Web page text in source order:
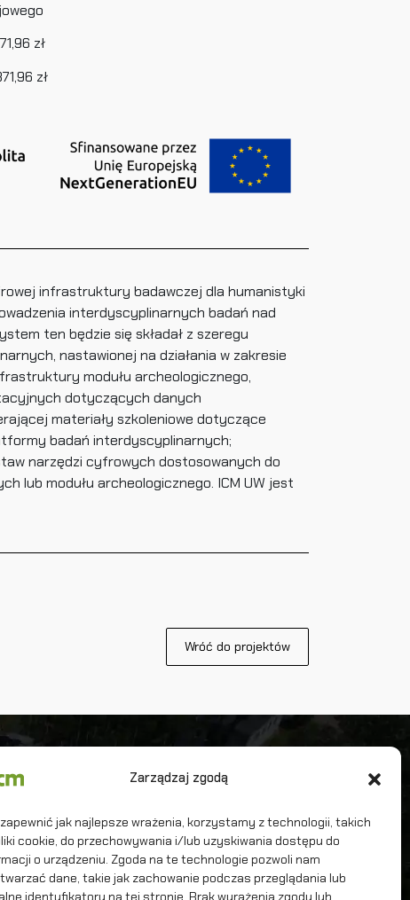
Zarządzaj zgodą
jak najlepsze wrażenia, korzystamy z technologii, takich
cookie, do przechowywania i/lub uzyskiwania dostępu do
o urządzeniu. Zgoda na te technologie pozwoli nam
dane, takie jak zachowanie podczas przeglądania lub
identyfikatory na tej stronie. Brak wyrażenia zgody lub
zł
zł
infrastruktury badawczej dla humanistyki
interdyscyplinarnych badań nad
ten będzie się składał z szeregu
nastawionej na działania w zakresie
modułu archeologicznego,
dotyczących danych
materiały szkoleniowe dotyczące
badań interdyscyplinarnych;
narzędzi cyfrowych dostosowanych do
lub modułu archeologicznego. ICM UW jest
Wróć do projektów
Warszawski
Centrum Modelowania